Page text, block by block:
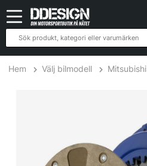
Hem Välj bilmodell Mitsubishi